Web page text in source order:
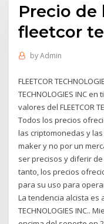
Precio de
fleetcor
byAdmin
FLEETCOR
TECHNOLOGIES INC
valores del FLEETCOR
Todos los precios
las criptomonedas y
maker y no por un
ser precisos y diferir
tanto, los precios
para su uso para
La tendencia alcista es
TECHNOLOGIES INC..